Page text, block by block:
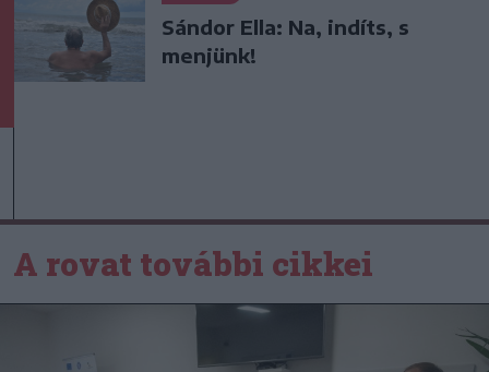
Sándor Ella: Na, indíts, s
menjünk!
A rovat további cikkei